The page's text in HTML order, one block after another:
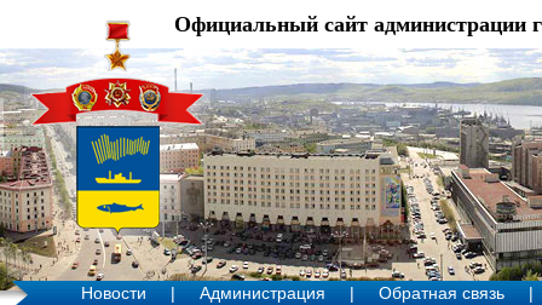
Официальный сайт администрации
Новости | Администрация | Обратная связь |